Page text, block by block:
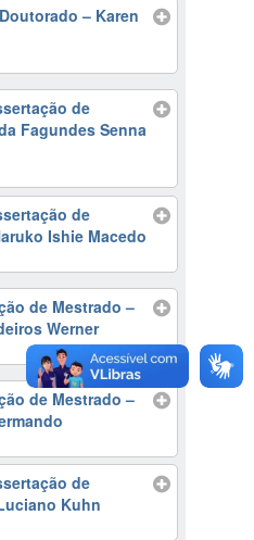
– Karen
de
Fagundes Senna
de
Ishie Macedo
de Mestrado –
Werner
de Mestrado –
de
Kuhn